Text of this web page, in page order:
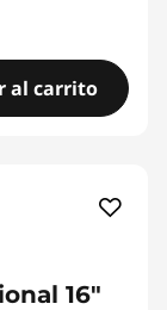
al carrito
16"